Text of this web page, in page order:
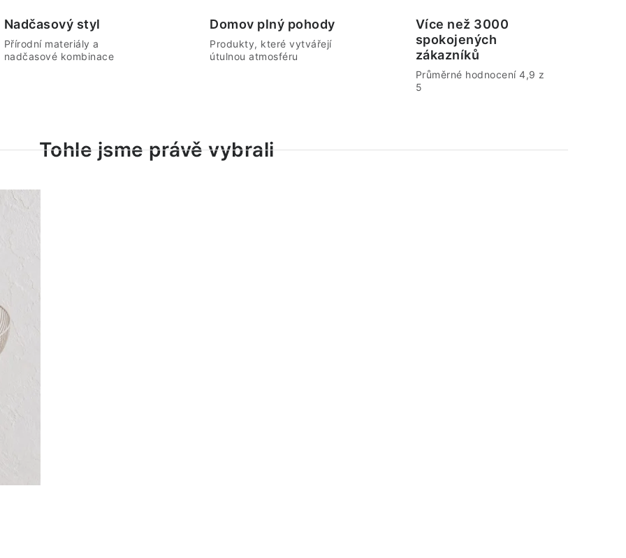
Nadčasový styl
Přírodní materiály a
nadčasové kombinace
Domov plný pohody
Produkty, které vytvářejí
útulnou atmosféru
Více než 3000
spokojených
zákazníků
Průměrné hodnocení 4,9 z
5
Tohle jsme právě vybrali